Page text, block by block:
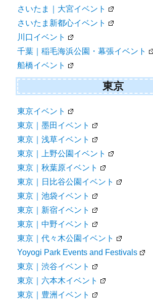
さいたま｜大宮イベント
さいたま新都心イベント
川口イベント
千葉｜稲毛海浜公園・幕張イベント
船橋イベント
東京
東京イベント
東京｜墨田イベント
東京｜浅草イベント
東京｜上野公園イベント
東京｜秋葉原イベント
東京｜日比谷公園イベント
東京｜池袋イベント
東京｜新宿イベント
東京｜中野イベント
東京｜代々木公園イベント
Yoyogi Park Events and Festivals
東京｜渋谷イベント
東京｜六本木イベント
東京｜豊洲イベント